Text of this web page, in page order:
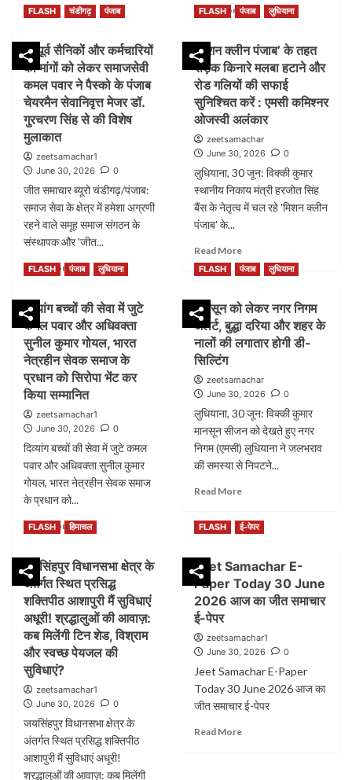
हिन्दू
के
राष्ट्रीय
अध्यक्ष
स्वामी
धनंजय
गिरी
भार्गव
ने
पंजाब
की
सचिव
नीलिमा
से
की
शिष्टाचार
मुलाकात,
सिरोपा
भेंट
कर
किया
सम्मानित
Read MoreRead
more
‘जीत
समाचार’
व
समूह
समाज
संगठन
के
संस्थापक
कमल
पवार
ने
सचिव
मैडम
से
की
मुलाकात,
भेंट
कर
किया
स्वागत
पवार
ने
पंजाब
मैडम
की
शिष्टाचार
मुलाकात,
भेंट
कर
स्वागत
FLASH चंडीगढ़ पंजाब
भूतपूर्व सैनिकों और कर्मचारियों
की मांगों को लेकर समाजसेवी
कमल पवार ने पैस्को के पंजाब
चेयरमैन सेवानिवृत्त मेजर डॉ.
गुरचरण सिंह से की विशेष
मुलाकात
zeetsamachar1
June 30, 2026
0
जीत समाचार ब्यूरो चंडीगढ़/पंजाब:
समाज सेवा के क्षेत्र में हमेशा अग्रणी
रहने वाले समूह समाज संगठन के
संस्थापक और 'जीत...
Read MoreRead
more
भूतपूर्व
सैनिकों
और
कर्मचारियों
की
मांगों
को
लेकर
समाजसेवी
कमल
पवार
ने
पैस्को
के
पंजाब
चेयरमैन
मेजर
डॉ.
गुरचरण
सिंह
से
की
विशेष
FLASH पंजाब लुधियाना
‘मिशन क्लीन पंजाब’ के तहत
सड़क किनारे मलबा हटाने और
रोड गलियों की सफाई
सुनिश्चित करें : एमसी कमिश्नर
ओजस्वी अलंकार
zeetsamachar
June 30, 2026
0
लुधियाना, 30 जून: विक्की कुमार
स्थानीय निकाय मंत्री हरजोत सिंह
बैंस के नेतृत्व में चल रहे 'मिशन क्लीन
पंजाब' के...
Read MoreRead
more
about
क्लीन
पंजाब’
के
किनारे
मलबा
हटाने
और
रोड
गलियों
की
:
कमिश्नर
ओजस्वी
अलंकार
FLASH पंजाब लुधियाना
दिव्यांग बच्चों की सेवा में जुटे
कमल पवार और अधिवक्ता
सुनील कुमार गोयल, भारत
नेत्रहीन सेवक समाज के
प्रधान को सिरोपा भेंट कर
किया सम्मानित
zeetsamachar1
June 30, 2026
0
दिव्यांग बच्चों की सेवा में जुटे कमल
पवार और अधिवक्ता सुनील कुमार
गोयल, भारत नेत्रहीन सेवक समाज
के प्रधान को...
Read MoreRead
more
दिव्यांग
बच्चों
की
सेवा
में
जुटे
कमल
और
अधिवक्ता
सुनील
कुमार
गोयल,
भारत
नेत्रहीन
FLASH पंजाब लुधियाना
मानसून को लेकर नगर निगम
अलर्ट, बुद्धा दरिया और शहर के
नालों की लगातार होगी डी-
सिल्टिंग
zeetsamachar
June 30, 2026
0
लुधियाना, 30 जून: विक्की कुमार
मानसून सीजन को देखते हुए नगर
निगम (एमसी) लुधियाना ने जलभराव
की समस्या से निपटने...
Read MoreRead
about
मानसून
लेकर
नगर
अलर्ट,
दरिया
और
शहर
के
नालों
की
FLASH हिमाचल
जयसिंहपुर विधानसभा क्षेत्र के
अंतर्गत स्थित प्रसिद्ध
शक्तिपीठ आशापुरी मैं सुविधाएं
अधूरी! श्रद्धालुओं की आवाज़:
कब मिलेंगी टिन शेड, विश्राम
और स्वच्छ पेयजल की
सुविधाएं?
zeetsamachar1
June 30, 2026
0
जयसिंहपुर विधानसभा क्षेत्र के
अंतर्गत स्थित प्रसिद्ध शक्तिपीठ
आशापुरी मैं सुविधाएं अधूरी!
श्रद्धालुओं की आवाज़: कब मिलेंगी
FLASH ई-पेपर
Jeet Samachar E-
Paper Today 30 June
2026 आज का जीत समाचार
ई-पेपर
zeetsamachar1
June 30, 2026
0
Jeet Samachar E-Paper
Today 30 June 2026 आज का
जीत समाचार ई-पेपर
Read MoreRead